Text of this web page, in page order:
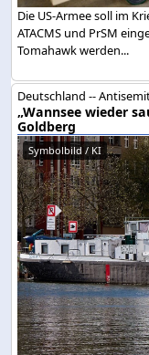
Die US-Armee soll im
ATACMS und PrSM
Tomahawk werden...
Deutschland --
„Wannsee wieder
Goldberg
Symbolbild / KI